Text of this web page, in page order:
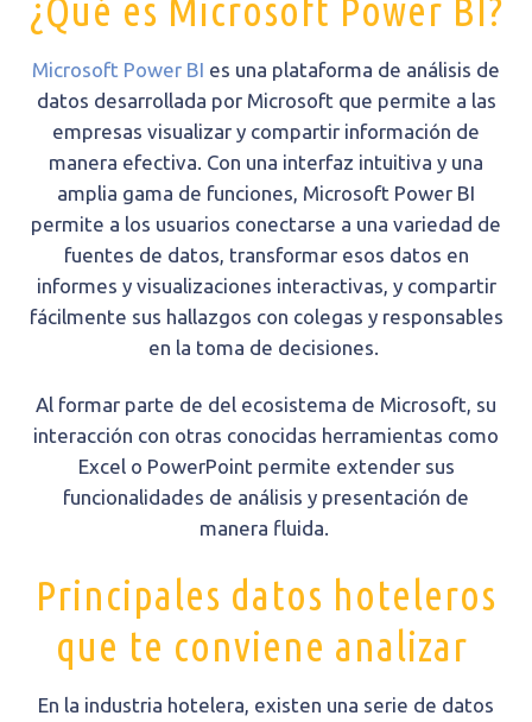
¿Qué es Microsoft Power BI?
Microsoft Power BI es una plataforma de análisis de
datos desarrollada por Microsoft que permite a las
empresas visualizar y compartir información de
manera efectiva. Con una interfaz intuitiva y una
amplia gama de funciones, Microsoft Power BI
permite a los usuarios conectarse a una variedad de
fuentes de datos, transformar esos datos en
informes y visualizaciones interactivas, y compartir
fácilmente sus hallazgos con colegas y responsables
en la toma de decisiones.
Al formar parte de del ecosistema de Microsoft, su
interacción con otras conocidas herramientas como
Excel o PowerPoint permite extender sus
funcionalidades de análisis y presentación de
manera fluida.
Principales datos hoteleros
que te conviene analizar
En la industria hotelera, existen una serie de datos